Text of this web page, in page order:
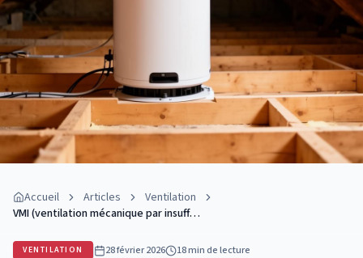
Accueil Articles
Ventilation
VMI (ventilation mécanique par insuff…
VENTILATION 28 février 2026 18 minde lecture